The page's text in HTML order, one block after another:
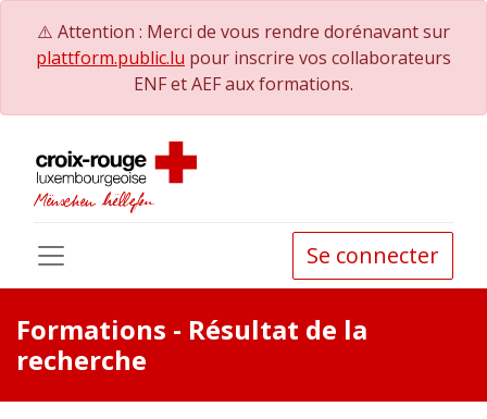
⚠️ Attention : Merci de vous rendre dorénavant sur
plattform.public.lu pour inscrire vos collaborateurs
ENF et AEF aux formations.
Se connecter
Formations - Résultat de la
recherche